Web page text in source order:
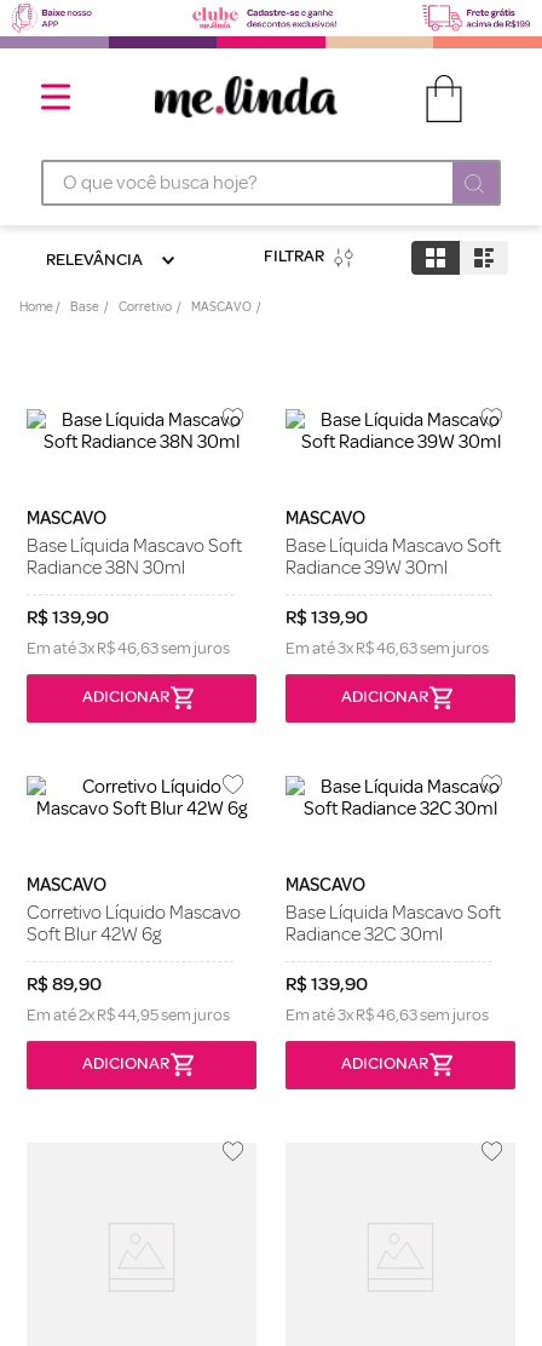
O que você busca hoje?
RELEVÂNCIA FILTRAR
Base Corretivo MASCAVO
MASCAVO
Base Líquida Mascavo Soft
Radiance 38N 30ml
R$139,90
Em até3xR$46,63sem juros
MASCAVO
Base Líquida Mascavo Soft
Radiance 39W 30ml
R$139,90
Em até3xR$46,63sem juros
MASCAVO
Corretivo Líquido Mascavo
Soft Blur 42W 6g
R$89,90
Em até2xR$44,95sem juros
MASCAVO
Base Líquida Mascavo Soft
Radiance 32C 30ml
R$139,90
Em até3xR$46,63sem juros